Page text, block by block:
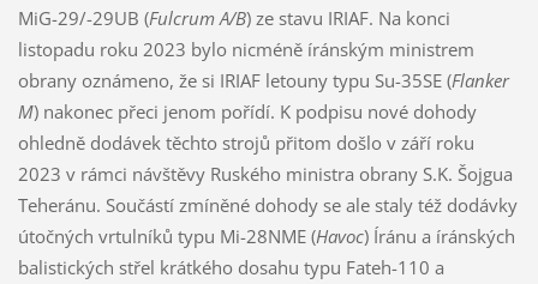
MiG-29/-29UB (Fulcrum A/B) ze stavu IRIAF. Na konci
listopadu roku 2023 bylo nicméně íránským ministrem
obrany oznámeno, že si IRIAF letouny typu Su-35SE (Flanker
M) nakonec přeci jenom pořídí. K podpisu nové dohody
ohledně dodávek těchto strojů přitom došlo v září roku
2023 v rámci návštěvy Ruského ministra obrany S.K. Šojgua
Teheránu. Součástí zmíněné dohody se ale staly též dodávky
útočných vrtulníků typu Mi-28NME (Havoc) Íránu a íránských
balistických střel krátkého dosahu typu Fateh-110 a